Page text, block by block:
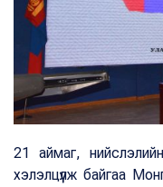
21 аймаг,
хэлэлцүүлж байгаа